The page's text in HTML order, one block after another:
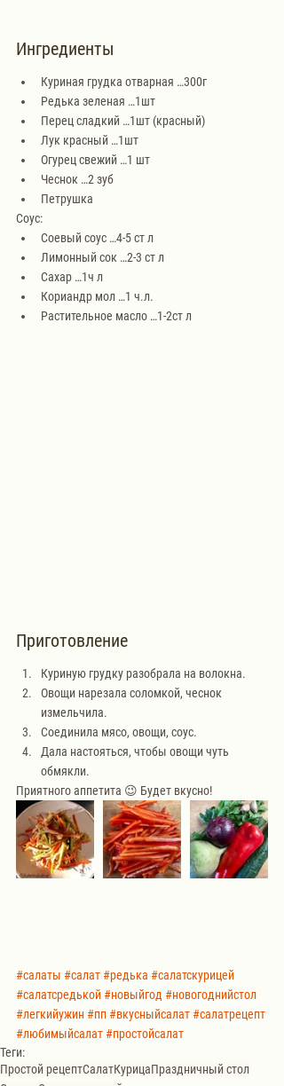
Ингредиенты
Куриная грудка отварная …300г
Редька зеленая …1шт
Перец сладкий …1шт (красный)
Лук красный …1шт
Огурец свежий …1 шт
Чеснок …2 зуб
Петрушка
Соус:
Соевый соус …4-5 ст л
Лимонный сок …2-3 ст л
Сахар …1ч л
Кориандр мол …1 ч.л.
Растительное масло …1-2ст л
Приготовление
Куриную грудку разобрала на волокна.
Овощи нарезала соломкой, чеснок
измельчила.
Соединила мясо, овощи, соус.
Дала настояться, чтобы овощи чуть
обмякли.
Приятного аппетита 😉 Будет вкусно!
#салаты #салат#редька #салатскурицей
#салатсредькой#новыйгод #новогоднийстол
#легкийужин#пп#вкусныйсалат#салатрецепт
#любимыйсалат#простойсалат
Теги:
Простой рецептСалатКурицаПраздничный стол